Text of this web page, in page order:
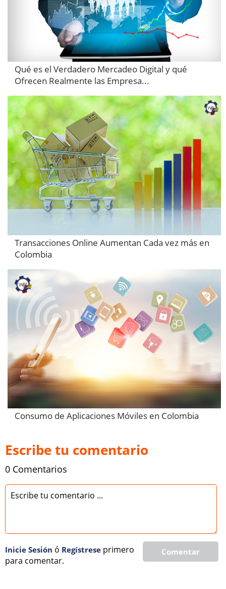
Qué es el Verdadero Mercadeo Digital y qué
Ofrecen Realmente las Empresa...
Transacciones Online Aumentan Cada vez más en
Colombia
Consumo de Aplicaciones Móviles en Colombia
Escribe tu comentario
0 Comentarios
Comentar
Inicie Sesión ó Regí­strese primero
para comentar.